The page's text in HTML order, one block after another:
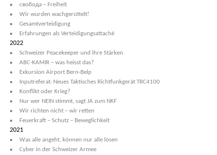
свобода – Freiheit
Wir wurden wachgerüttelt!
Gesamtverteidigung
Erfahrungen als Verteidigungsattaché
2022
Schweizer Peacekeeper und ihre Stärken
ABC-KAMIR – was heisst das?
Exkursion Airport Bern-Belp
Inputreferat: Neues Taktisches Richtfunkgerät TRC4100
Konflikt oder Krieg?
Nur wer NEIN stimmt, sagt JA zum NKF
Wir richten nicht – wir retten
Feuerkraft – Schutz – Beweglichkeit
2021
Was alle angeht, können nur alle lösen
Cyber in der Schweizer Armee